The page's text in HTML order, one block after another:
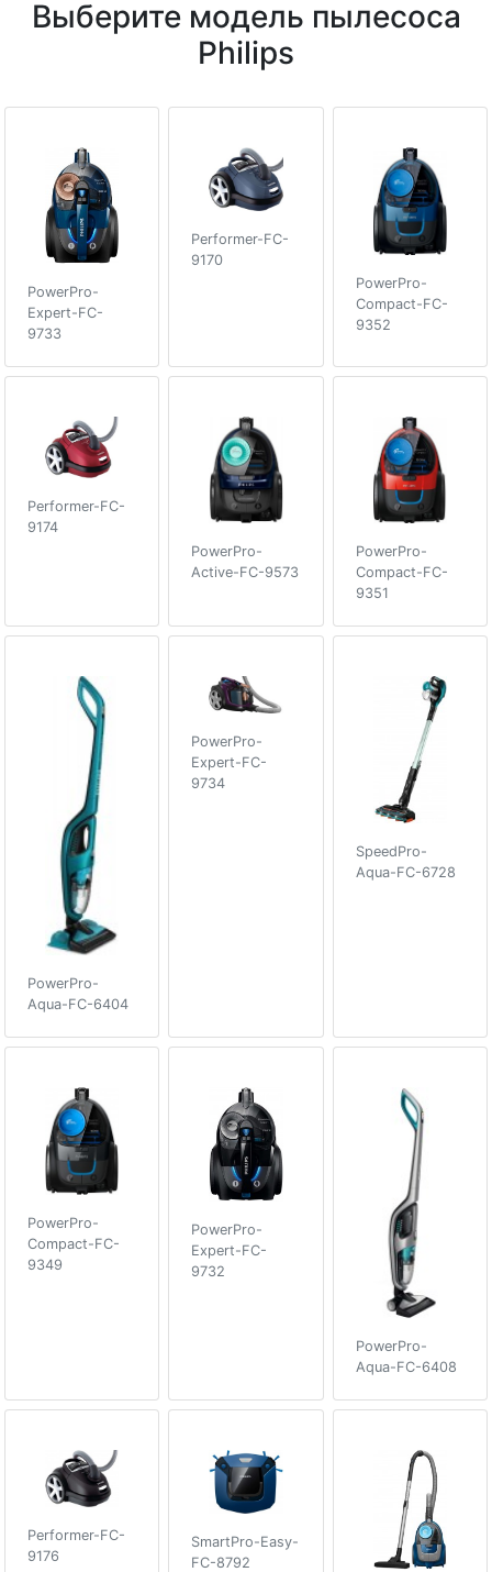
Выберите модель пылесоса
Philips
PowerPro-
Expert-FC-
9733
Performer-FC-
9170
PowerPro-
Compact-FC-
9352
Performer-FC-
9174
PowerPro-
Active-FC-9573
PowerPro-
Compact-FC-
9351
PowerPro-
Aqua-FC-6404
PowerPro-
Expert-FC-
9734
SpeedPro-
Aqua-FC-6728
PowerPro-
Compact-FC-
9349
PowerPro-
Expert-FC-
9732
PowerPro-
Aqua-FC-6408
Performer-FC-
9176
SmartPro-Easy-
FC-8792